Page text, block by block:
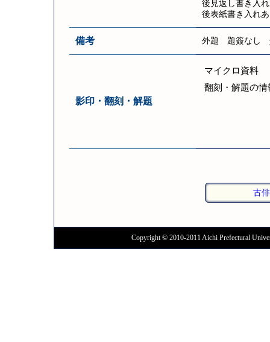
後見返し書き入
後表紙書き入れ
備考 外題 題簽なし
影印・翻刻・解題
マイクロ資料
翻刻・解題の情
古
Copyright © 2010-2011 Aichi Prefectural